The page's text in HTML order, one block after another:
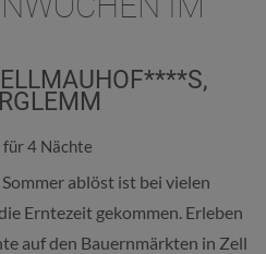
4 Nächte
ablöst ist bei vielen
Erntezeit gekommen. Erleben
auf den Bauernmärkten in Zell